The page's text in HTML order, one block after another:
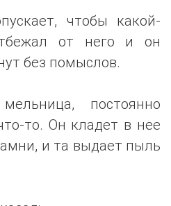
чтобы какой-
от него и он
без помыслов.
постоянно
то. Он кладет в нее
и та выдает пыль